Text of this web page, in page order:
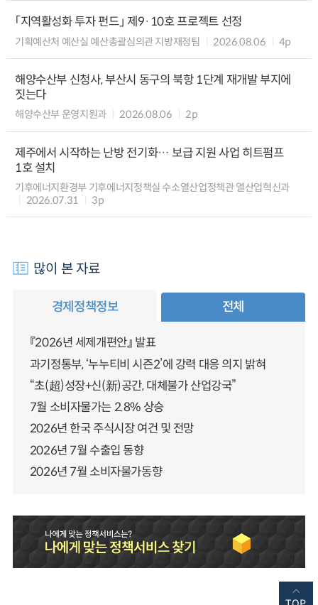
「지역활성화 투자 펀드」 제9·10호 프로젝트 선정
기획예산처 예산실 예산총괄심의관 지방재정팀 2026.08.06 4p
해양수산부 신청사, 부산시 동구의 북항 1단계 재개발 부지에
짓는다
해양수산부 운영지원과 2026.08.06 2p
제주에서 시작하는 난방 전기화… 보급 지원 사업 히트펌프
1호 설치
기후에너지환경부 기후에너지정책실 수소열산업정책관 열산업혁신과
2026.07.31
3p
많이 본 자료
경제정책정보 전체
『2026년 세제개편안』 발표
과기정통부, ‘누누티비 시즌2’에 강력 대응 의지 밝혀
“초(超)성장+신(新)공간, 대체불가 산업강국”
7월 소비자물가는 2.8% 상승
2026년 한국 주식시장 여건 및 전망
2026년 7월 수출입 동향
2026년 7월 소비자물가동향